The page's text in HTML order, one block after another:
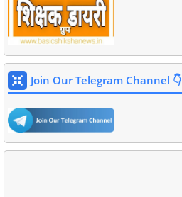
Join Our Telegram Channel 👇